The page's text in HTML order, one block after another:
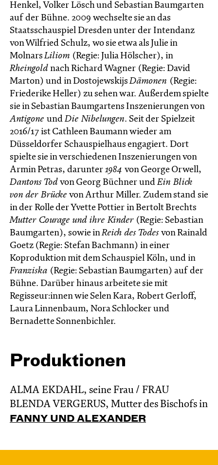
Henkel, Volker Lösch und Sebastian Baumgarten
auf der Bühne. 2009 wechselte sie an das
Staatsschauspiel Dresden unter der Intendanz
von Wilfried Schulz, wo sie etwa als Julie in
MolnarsLiliom (Regie: Julia Hölscher), in
Rheingold nach Richard Wagner (Regie: David
Marton) und in DostojewskijsDämonen (Regie:
Friederike Heller) zu sehen war. Außerdem spielte
sie in Sebastian Baumgartens Inszenierungen von
Antigone undDie Nibelungen. Seit der Spielzeit
2016/17 ist Cathleen Baumann wieder am
Düsseldorfer Schauspielhaus engagiert. Dort
spielte sie in verschiedenen Inszenierungen von
Armin Petras, darunter1984 von George Orwell,
Dantons Tod von Georg Büchner undEin Blick
von der Brücke von Arthur Miller. Zudem stand sie
in der Rolle der Yvette Pottier in Bertolt Brechts
Mutter Courage und ihre Kinder (Regie: Sebastian
Baumgarten), sowie inReich des Todes von Rainald
Goetz (Regie: Stefan Bachmann) in einer
Koproduktion mit dem Schauspiel Köln, und in
Franziska (Regie: Sebastian Baumgarten) auf der
Bühne. Darüber hinaus arbeitete sie mit
Regisseur:innen wie Selen Kara, Robert Gerloff,
Laura Linnenbaum, Nora Schlocker und
Bernadette Sonnenbichler.
Produktionen
ALMA EKDAHL, seine Frau / FRAU
BLENDA VERGERUS, Mutter des Bischofs in
FANNY UND ALEXANDER